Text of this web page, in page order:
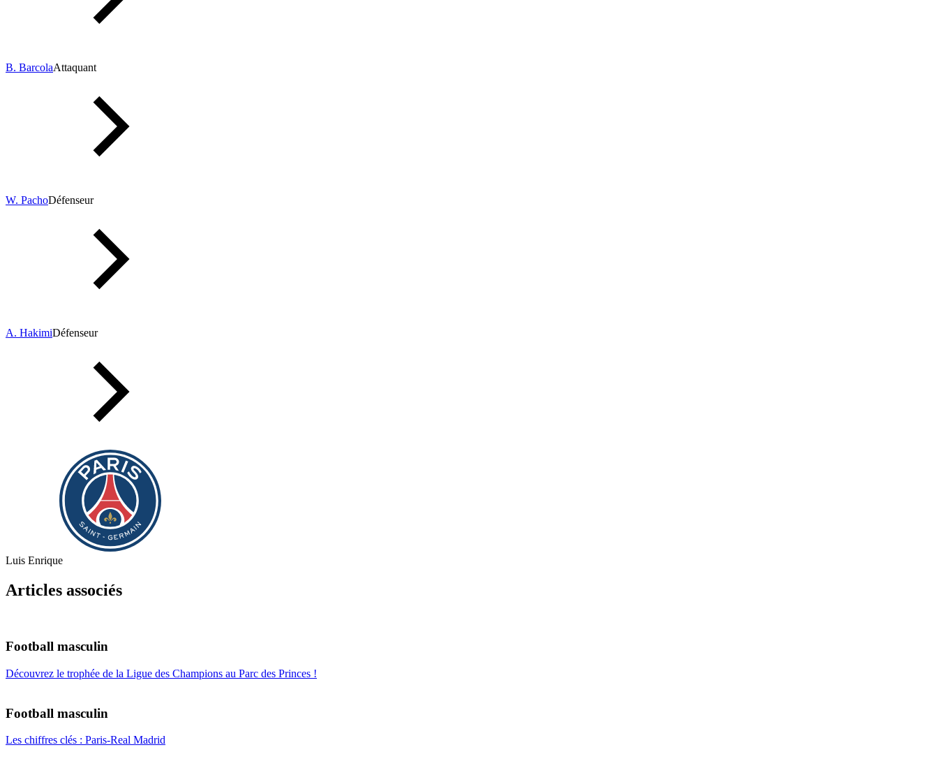
B. BarcolaAttaquant
W. PachoDéfenseur
A. HakimiDéfenseur
Luis Enrique
Articles associés
Football masculin
Découvrez le trophée de la Ligue des Champions au Parc des Princes !
Football masculin
Les chiffres clés : Paris-Real Madrid